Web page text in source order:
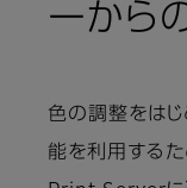
ーから
色の調整をは
能を利用するた